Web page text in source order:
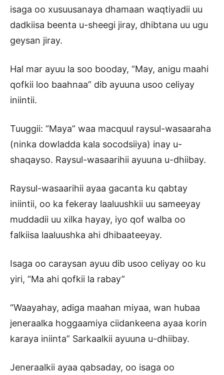
isaga oo xusuusanaya dhamaan waqtiyadii uu
dadkiisa beenta u-sheegi jiray, dhibtana uu ugu
geysan jiray.
Hal mar ayuu la soo booday, “May, anigu maahi
qofkii loo baahnaa” dib ayuuna usoo celiyay
iniintii.
Tuuggii: “Maya” waa macquul raysul-wasaaraha
(ninka dowladda kala socodsiiya) inay u-
shaqayso. Raysul-wasaarihii ayuuna u-dhiibay.
Raysul-wasaarihii ayaa gacanta ku qabtay
iniintii, oo ka fekeray laaluushkii uu sameeyay
muddadii uu xilka hayay, iyo qof walba oo
falkiisa laaluushka ahi dhibaateeyay.
Isaga oo caraysan ayuu dib usoo celiyay oo ku
yiri, “Ma ahi qofkii la rabay”
“Waayahay, adiga maahan miyaa, wan hubaa
jeneraalka hoggaamiya ciidankeena ayaa korin
karaya iniinta” Sarkaalkii ayuuna u-dhiibay.
Jeneraalkii ayaa qabsaday, oo isaga oo